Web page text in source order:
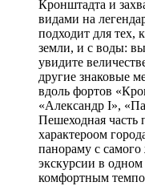
Кронштадта и
видами на
подходит для тех,
земли, и с воды:
увидите
другие знаковые
вдоль фортов
«Александр I»,
Пешеходная часть
характероом
панораму с
экскурсии в
комфортным